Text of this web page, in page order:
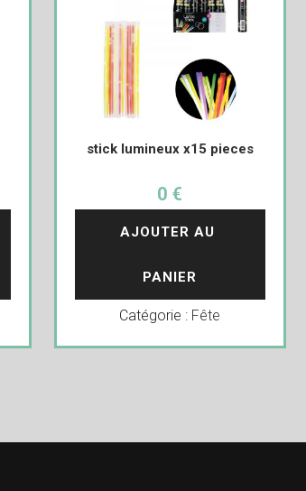
stick lumineux x15 pieces
0 €
AJOUTER AU
PANIER
Catégorie : Fête